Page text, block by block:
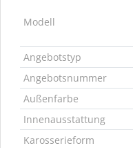
Modell
Angebotstyp
Angebotsnummer
Außenfarbe
Innenausstattung
Karosserieform